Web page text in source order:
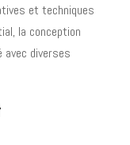
et techniques
la conception
diverses